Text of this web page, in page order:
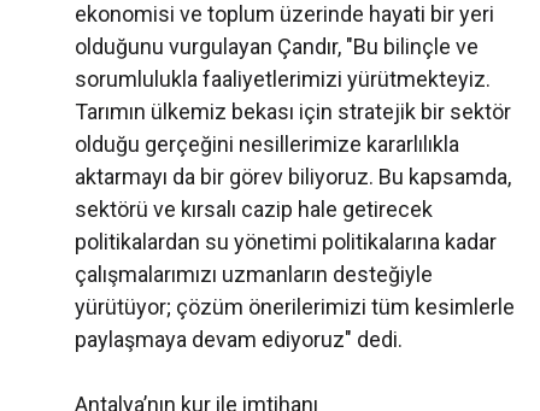
ekonomisi ve toplum üzerinde hayati bir yeri
olduğunu vurgulayan Çandır, "Bu bilinçle ve
sorumlulukla faaliyetlerimizi yürütmekteyiz.
Tarımın ülkemiz bekası için stratejik bir sektör
olduğu gerçeğini nesillerimize kararlılıkla
aktarmayı da bir görev biliyoruz. Bu kapsamda,
sektörü ve kırsalı cazip hale getirecek
politikalardan su yönetimi politikalarına kadar
çalışmalarımızı uzmanların desteğiyle
yürütüyor; çözüm önerilerimizi tüm kesimlerle
paylaşmaya devam ediyoruz" dedi.
Antalya’nın kur ile imtihanı